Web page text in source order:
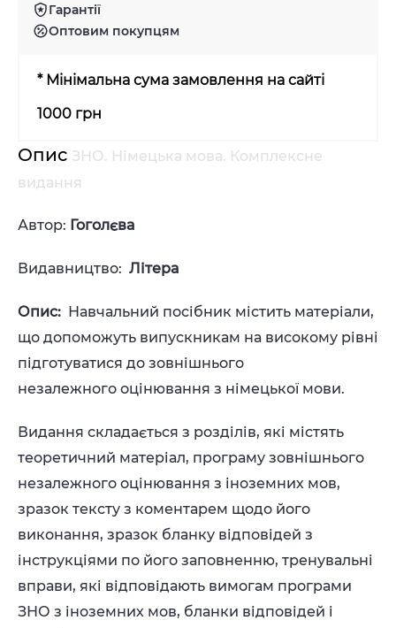
Гарантії
Оптовим покупцям
* Мінімальна сума замовлення на сайті
1000 грн
Опис ЗНО. Німецька мова. Комплексне
видання
Автор: Гоголєва
Видавництво: Літера
Опис: Навчальний посібник містить матеріали,
що допоможуть випускникам на високому рівні
підготуватися до зовнішнього
незалежного оцінювання з німецької мови.
Видання складається з розділів, які містять
теоретичний матеріал, програму зовнішнього
незалежного оцінювання з іноземних мов,
зразок тексту з коментарем щодо його
виконання, зразок бланку відповідей з
інструкціями по його заповненню, тренувальні
вправи, які відповідають вимогам програми
ЗНО з іноземних мов, бланки відповідей і